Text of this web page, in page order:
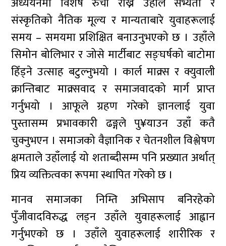
संस्कृतिको नैतिक मूल्य र मान्यताबारे युवाहरूलाई
समय – समयमा प्रशिक्षित बनाउनुभएको छ । उहाँले
सिमोन बोलिभार र जोसे मार्टीबाट सङ्घर्षको बाटोमा
हिँड्ने उत्साह बटुल्नुभयो । कार्ल माक्र्स र क्युवाली
क्रान्तिबाट माक्र्सवाद र समाजवादको मार्ग प्राप्त
गर्नुभयो । आफूले ग्रहण गरेको ज्ञानलाई युवा
पुस्तासम्म प्रभावकारी ढङ्गले पु¥याउन उहाँ कतै
चुक्नुभएन । समाजको वैज्ञानिक र चेतनशील विश्लेषण
क्षमताले उहाँलाई यो शताब्दीसम्म पनि प्रख्यात अर्थात्
प्रिय व्यक्तित्वका रूपमा स्थापित गरेको छ ।
मानव समाजका निम्ति अभिसाप बनिरहेको
पुँजीवादविरुद्ध लड्न उहाँले युवाहरूलाई आह्वान
गर्नुभएको छ । उहाँले युवाहरूलाई शारीरिक र